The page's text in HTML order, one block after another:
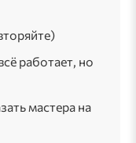
работает, но
мастера на